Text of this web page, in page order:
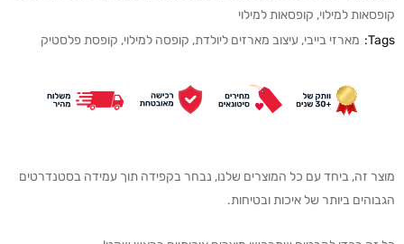
קופסאות למילוי, קופסאות למילוי
Tags: מארזי בייבי, עיצוב מארזים ליולדת, קופסה למילוי, קופסת פלסטיק
מוצר זה, ביחד עם כל המוצרים שלנו, נבחר בקפידה תוך עמידה בסטנדרטים
הגבוהים ביותר של איכות ובטיחות.